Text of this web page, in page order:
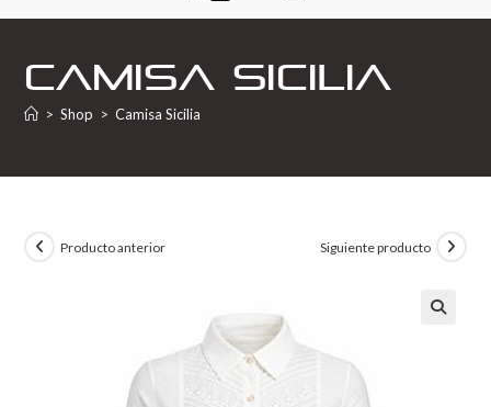
Camisa Sicilia
> Shop > Camisa Sicilia
Producto anterior Siguiente producto